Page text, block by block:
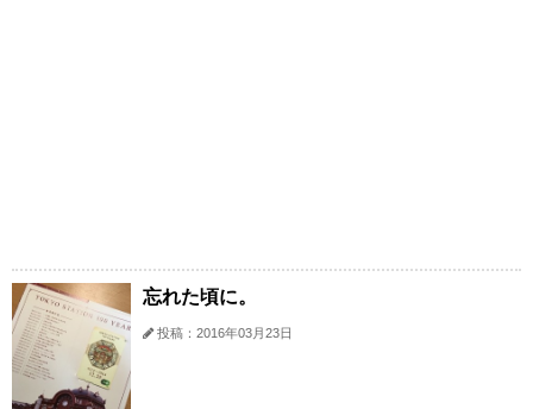
忘れた頃に。
投稿：2016年03月23日